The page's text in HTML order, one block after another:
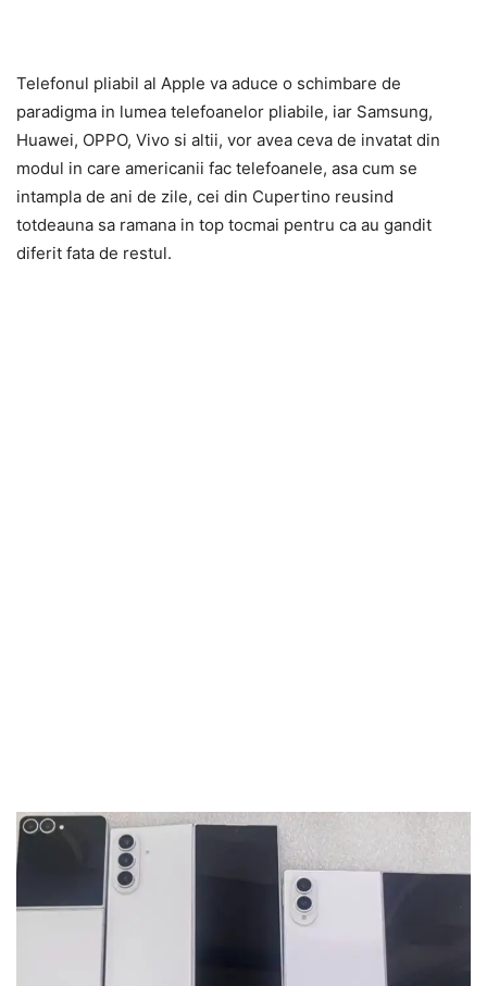
Telefonul pliabil al Apple va aduce o schimbare de
paradigma in lumea telefoanelor pliabile, iar Samsung,
Huawei, OPPO, Vivo si altii, vor avea ceva de invatat din
modul in care americanii fac telefoanele, asa cum se
intampla de ani de zile, cei din Cupertino reusind
totdeauna sa ramana in top tocmai pentru ca au gandit
diferit fata de restul.